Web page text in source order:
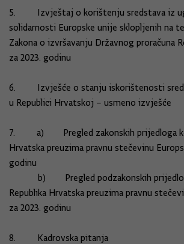
5. Izvještaj o korištenju sredstava iz
solidarnosti Europske unije sklopljenih na
Zakona o izvršavanju Državnog proračuna
za 2023. godinu
6. Izvješće o stanju iskorištenosti
u Republici Hrvatskoj – usmeno izvješće
7. a) Pregled zakonskih prijedloga
Hrvatska preuzima pravnu stečevinu
godinu
b) Pregled podzakonskih
Republika Hrvatska preuzima pravnu
za 2023. godinu
8. Kadrovska pitanja